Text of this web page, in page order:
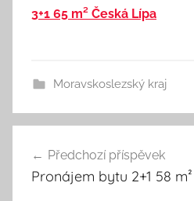
3+1 65 m² Česká Lípa
Moravskoslezský kraj
Navigace
pro
Předchozí příspěvek
Pronájem bytu 2+1 58